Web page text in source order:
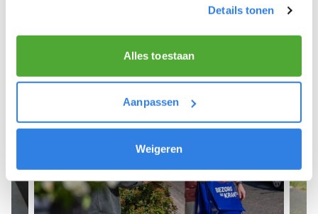
Details tonen
Alles toestaan
Aanpassen
Weigeren